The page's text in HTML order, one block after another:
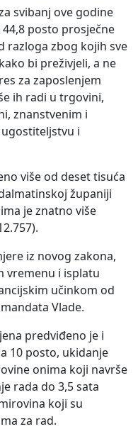
svibanj ove godine
posto prosječne
razloga zbog kojih sve
bi preživjeli, a ne
za zaposlenjem
ih radi u trgovini,
znanstvenim i
i
više od deset tisuća
županiji
je znatno više
iz novog zakona,
vremenu i isplatu
učinkom od
Vlade.
predviđeno je i
10 posto, ukidanje
onima koji navrše
rada do 3,5 sata
koji su
za rad.